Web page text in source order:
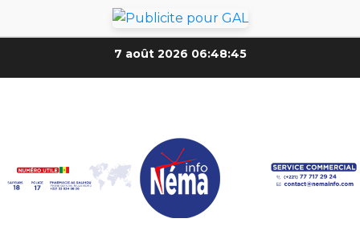
7 août 2026 06:48:47